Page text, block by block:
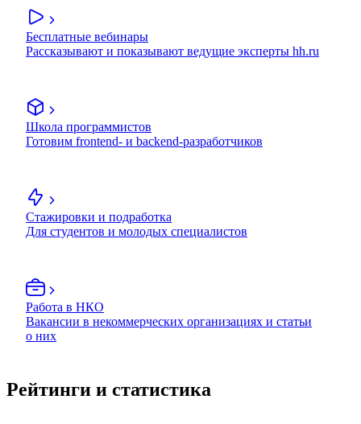
Бесплатные вебинары
Рассказывают и показывают ведущие эксперты hh.ru
Школа программистов
Готовим frontend- и backend-разработчиков
Стажировки и подработка
Для студентов и молодых специалистов
Работа в НКО
Вакансии в некоммерческих организациях и статьи
о них
Рейтинги и статистика